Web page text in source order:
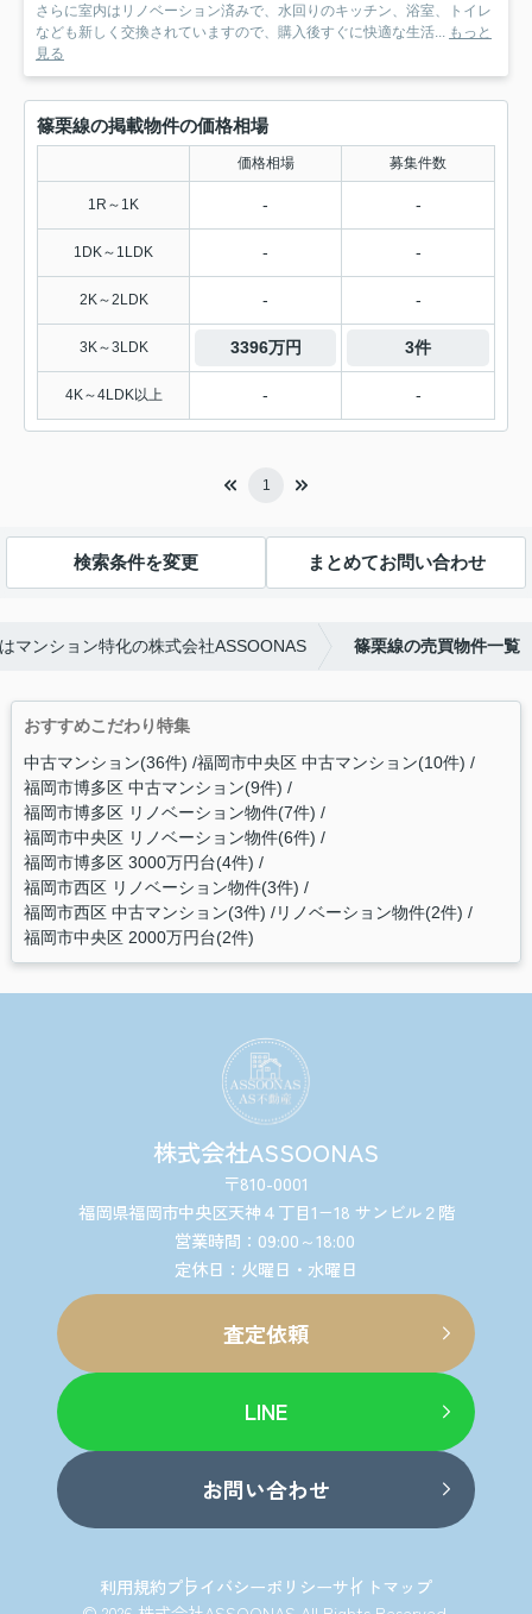
さらに室内はリノベーション済みで、水回りのキッチン、浴室、トイレ
なども新しく交換されていますので、購入後すぐに快適な生活...
もっと
見る
篠栗線の掲載物件の価格相場
価格相場 募集件数
1R～1K - -
1DK～1LDK - -
2K～2LDK - -
3K～3LDK 3396万円 3件
4K～4LDK以上 - -
1
検索条件を変更 まとめてお問い合わせ
マンション特化の株式会社ASSOONAS 篠栗線の売買物件一覧
おすすめこだわり特集
中古マンション(36件) 福岡市中央区 中古マンション(10件)
福岡市博多区 中古マンション(9件)
福岡市博多区 リノベーション物件(7件)
福岡市中央区 リノベーション物件(6件)
福岡市博多区 3000万円台(4件)
福岡市西区 リノベーション物件(3件)
福岡市西区 中古マンション(3件) リノベーション物件(2件)
福岡市中央区 2000万円台(2件)
株式会社ASSOONAS
〒810-0001
福岡県福岡市中央区天神４丁目1−18 サンビル２階
営業時間：09:00～18:00
定休日：火曜日・水曜日
査定依頼
LINE
お問い合わせ
利用規約プライバシーポリシーサイトマップ